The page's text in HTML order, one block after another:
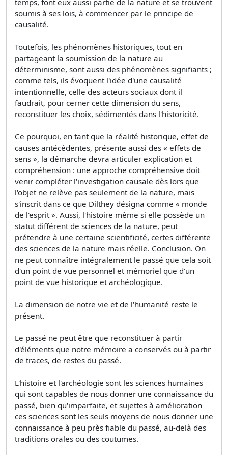
soumis à ses lois, à commencer par le principe de
causalité.
Toutefois, les phénomènes historiques, tout en
partageant la soumission de la nature au
déterminisme, sont aussi des phénomènes signifiants ;
comme tels, ils évoquent l'idée d'une causalité
intentionnelle, celle des acteurs sociaux dont il
faudrait, pour cerner cette dimension du sens,
reconstituer les choix, sédimentés dans l'historicité.
Ce pourquoi, en tant que la réalité historique, effet de
causes antécédentes, présente aussi des « effets de
sens », la démarche devra articuler explication et
compréhension : une approche compréhensive doit
venir compléter l'investigation causale dès lors que
l'objet ne relève pas seulement de la nature, mais
s'inscrit dans ce que Dilthey désigna comme « monde
de l'esprit ». Aussi, l'histoire même si elle possède un
statut différent de sciences de la nature, peut
prétendre à une certaine scientificité, certes différente
des sciences de la nature mais réelle. Conclusion. On
ne peut connaître intégralement le passé que cela soit
d'un point de vue personnel et mémoriel que d'un
point de vue historique et archéologique.
La dimension de notre vie et de l'humanité reste le
présent.
Le passé ne peut être que reconstituer à partir
d'éléments que notre mémoire a conservés ou à partir
de traces, de restes du passé.
L'histoire et l'archéologie sont les sciences humaines
qui sont capables de nous donner une connaissance du
passé, bien qu'imparfaite, et sujettes à amélioration
ces sciences sont les seuls moyens de nous donner une
connaissance à peu près fiable du passé, au-delà des
traditions orales ou des coutumes.